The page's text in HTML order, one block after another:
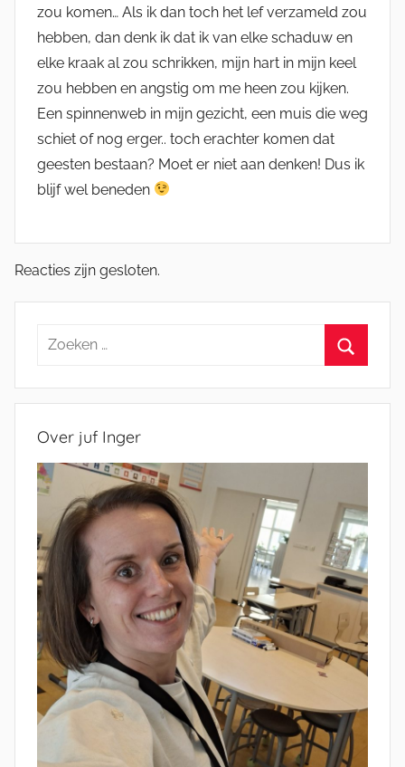
zou komen… Als ik dan toch het lef verzameld zou
hebben, dan denk ik dat ik van elke schaduw en
elke kraak al zou schrikken, mijn hart in mijn keel
zou hebben en angstig om me heen zou kijken.
Een spinnenweb in mijn gezicht, een muis die weg
schiet of nog erger.. toch erachter komen dat
geesten bestaan? Moet er niet aan denken! Dus ik
blijf wel beneden
Reacties zijn gesloten.
Zoeken
Over juf Inger